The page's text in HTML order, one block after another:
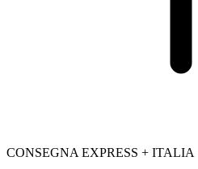
CONSEGNA EXPRESS + ITALIA